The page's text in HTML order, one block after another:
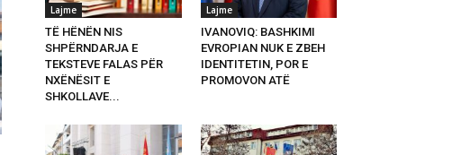
Lajme
TË HËNËN NIS
SHPËRNDARJA E
TEKSTEVE FALAS PËR
NXËNËSIT E
SHKOLLAVE...
Lajme
IVANOVIQ: BASHKIMI
EVROPIAN NUK E ZBEH
IDENTITETIN, POR E
PROMOVON ATË